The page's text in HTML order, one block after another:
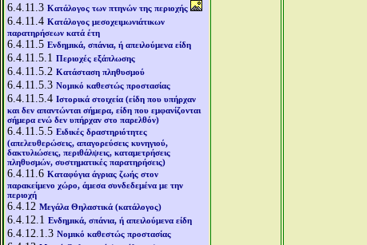
6.4.11.3 Κατάλογος των πτηνών της περιοχής
6.4.11.4 Κατάλογος μεσοχειμωνιάτικων
παρατηρήσεων κατά έτη
6.4.11.5 Ενδημικά, σπάνια, ή απειλούμενα είδη
6.4.11.5.1 Περιοχές εξάπλωσης
6.4.11.5.2 Κατάσταση πληθυσμού
6.4.11.5.3 Νομικό καθεστώς προστασίας
6.4.11.5.4 Ιστορικά στοιχεία (είδη που υπήρχαν
και δεν απαντώνται σήμερα, είδη που εμφανίζονται
σήμερα ενώ δεν υπήρχαν στο παρελθόν)
6.4.11.5.5 Ειδικές δραστηριότητες
(απελευθερώσεις, απαγορεύσεις κυνηγιού,
δακτυλιώσεις, περιθάλψεις, καταμετρήσεις
πληθυσμών, συστηματικές παρατηρήσεις)
6.4.11.6 Καταφύγια άγριας ζωής στον
παρακείμενο χώρο, άμεσα συνδεδεμένα με την
περιοχή
6.4.12 Μεγάλα Θηλαστικά (κατάλογος)
6.4.12.1 Ενδημικά, σπάνια, ή απειλούμενα είδη
6.4.12.1.3 Νομικό καθεστώς προστασίας